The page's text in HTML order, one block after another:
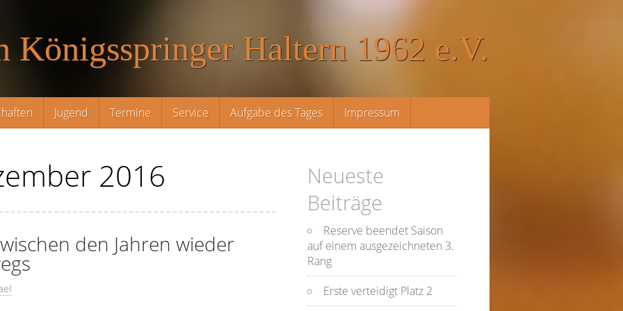
Königsspringer Haltern 1962 e.V.
Jugend Termine Service Aufgabe des Tages Impressum
2016
den Jahren wieder
Neueste
Beiträge
Reserve beendet Saison
auf einem ausgezeichneten 3.
Rang
Erste verteidigt Platz 2